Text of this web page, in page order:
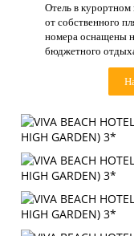
Как купить
О нас
Отель в курортном
от собственного
номера оснащены
бюджетного